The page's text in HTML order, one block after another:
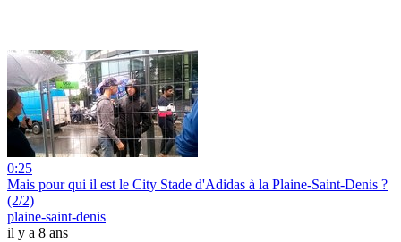
0:25
Mais pour qui il est le City Stade d'Adidas à la Plaine-Saint-Denis ?
(2/2)
plaine-saint-denis
il y a 8 ans